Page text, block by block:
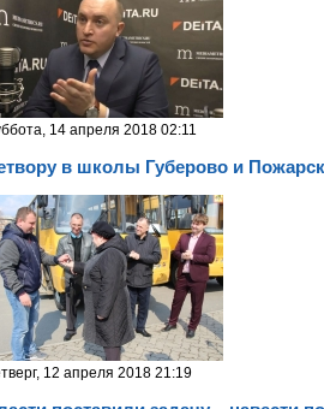
14 апреля 2018 02:11
в школы Губерово и
12 апреля 2018 21:19